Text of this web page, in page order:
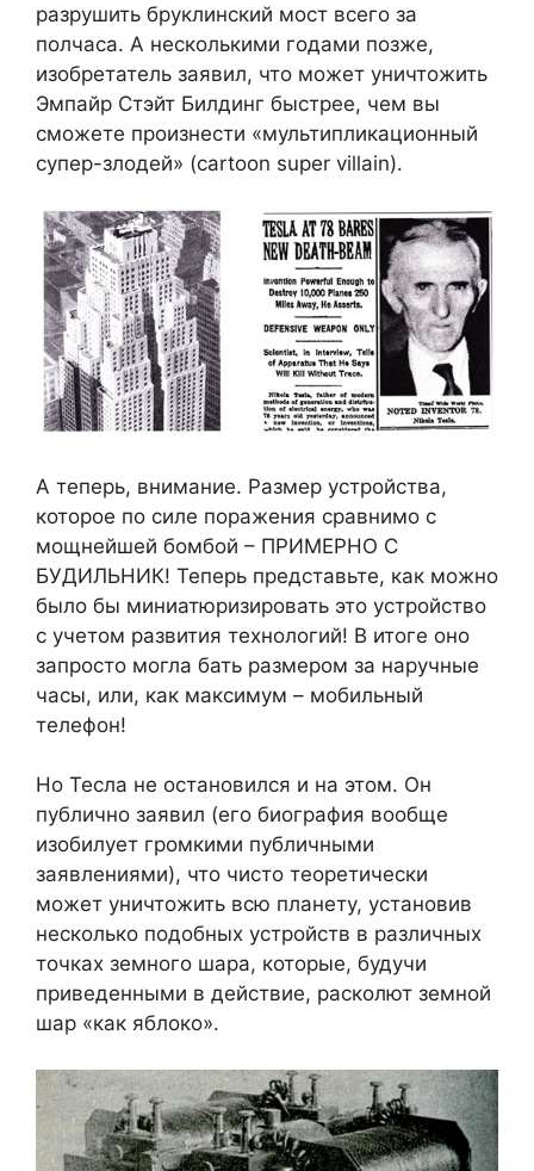
разрушить бруклинский мост всего за
полчаса. А несколькими годами позже,
изобретатель заявил, что может уничтожить
Эмпайр Стэйт Билдинг быстрее, чем вы
сможете произнести «мультипликационный
супер-злодей» (cartoon super villain).
А теперь, внимание. Размер устройства,
которое по силе поражения сравнимо с
мощнейшей бомбой – ПРИМЕРНО С
БУДИЛЬНИК! Теперь представьте, как можно
было бы миниатюризировать это устройство
с учетом развития технологий! В итоге оно
запросто могла бать размером за наручные
часы, или, как максимум – мобильный
телефон!
Но Тесла не остановился и на этом. Он
публично заявил (его биография вообще
изобилует громкими публичными
заявлениями), что чисто теоретически
может уничтожить всю планету, установив
несколько подобных устройств в различных
точках земного шара, которые, будучи
приведенными в действие, расколют земной
шар «как яблоко».